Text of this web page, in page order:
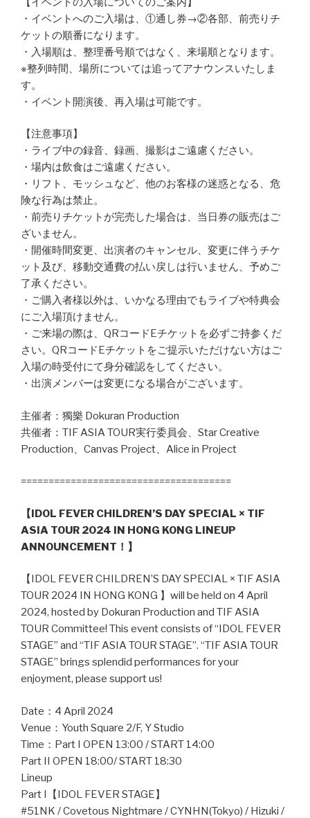
・イベントへのご入場は、①通し券→②各部、前売りチ
ケットの順番になります。
・入場順は、整理番号順ではなく、来場順となります。
※整列時間、場所については追ってアナウンスいたしま
す。
・イベント開演後、再入場は可能です。
【注意事項】
・ライブ中の録音、録画、撮影はご遠慮ください。
・場内は飲食はご遠慮ください。
・リフト、モッシュなど、他のお客様の迷惑となる、危
険な行為は禁止。
・前売りチケットが完売した場合は、当日券の販売はご
ざいません。
・開催時間変更、出演者のキャンセル、変更に伴うチケ
ット及び、移動交通費の払い戻しは行いません、予めご
了承ください。
・ご購入者様以外は、いかなる理由でもライブや特典会
にご入場頂けません。
・ご来場の際は、QRコードEチケットを必ずご持参くだ
さい。QRコードEチケットをご提示いただけない方はご
入場の時受付にて身分確認をしてください。
・出演メンバーは変更になる場合がございます。
主催者：獨樂 Dokuran Production
共催者：TIF ASIA TOUR実行委員会、Star Creative
Production、Canvas Project、Alice in Project
======================================
【IDOL FEVER CHILDREN’S DAY SPECIAL × TIF
ASIA TOUR 2024 IN HONG KONG LINEUP
ANNOUNCEMENT！】
【IDOL FEVER CHILDREN’S DAY SPECIAL × TIF ASIA
TOUR 2024 IN HONG KONG 】will be held on 4 April
2024, hosted by Dokuran Production and TIF ASIA
TOUR Committee! This event consists of “IDOL FEVER
STAGE” and “TIF ASIA TOUR STAGE”. “TIF ASIA TOUR
STAGE” brings splendid performances for your
enjoyment, please support us!
Date：4 April 2024
Venue：Youth Square 2/F, Y Studio
Time：Part I OPEN 13:00 / START 14:00
Part II OPEN 18:00/ START 18:30
Lineup
Part I【IDOL FEVER STAGE】
#51NK / Covetous Nightmare / CYNHN(Tokyo) / Hizuki /